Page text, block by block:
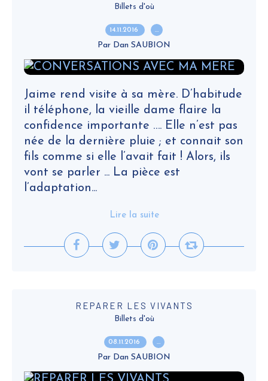
Billets d'où
14.11.2016 …
Par Dan SAUBION
Jaime rend visite à sa mère. D’habitude
il téléphone, la vieille dame flaire la
confidence importante …. Elle n’est pas
née de la dernière pluie ; et connait son
fils comme si elle l’avait fait ! Alors, ils
vont se parler ... La pièce est
l’adaptation...
Lire la suite
REPARER LES VIVANTS
Billets d'où
08.11.2016 …
Par Dan SAUBION